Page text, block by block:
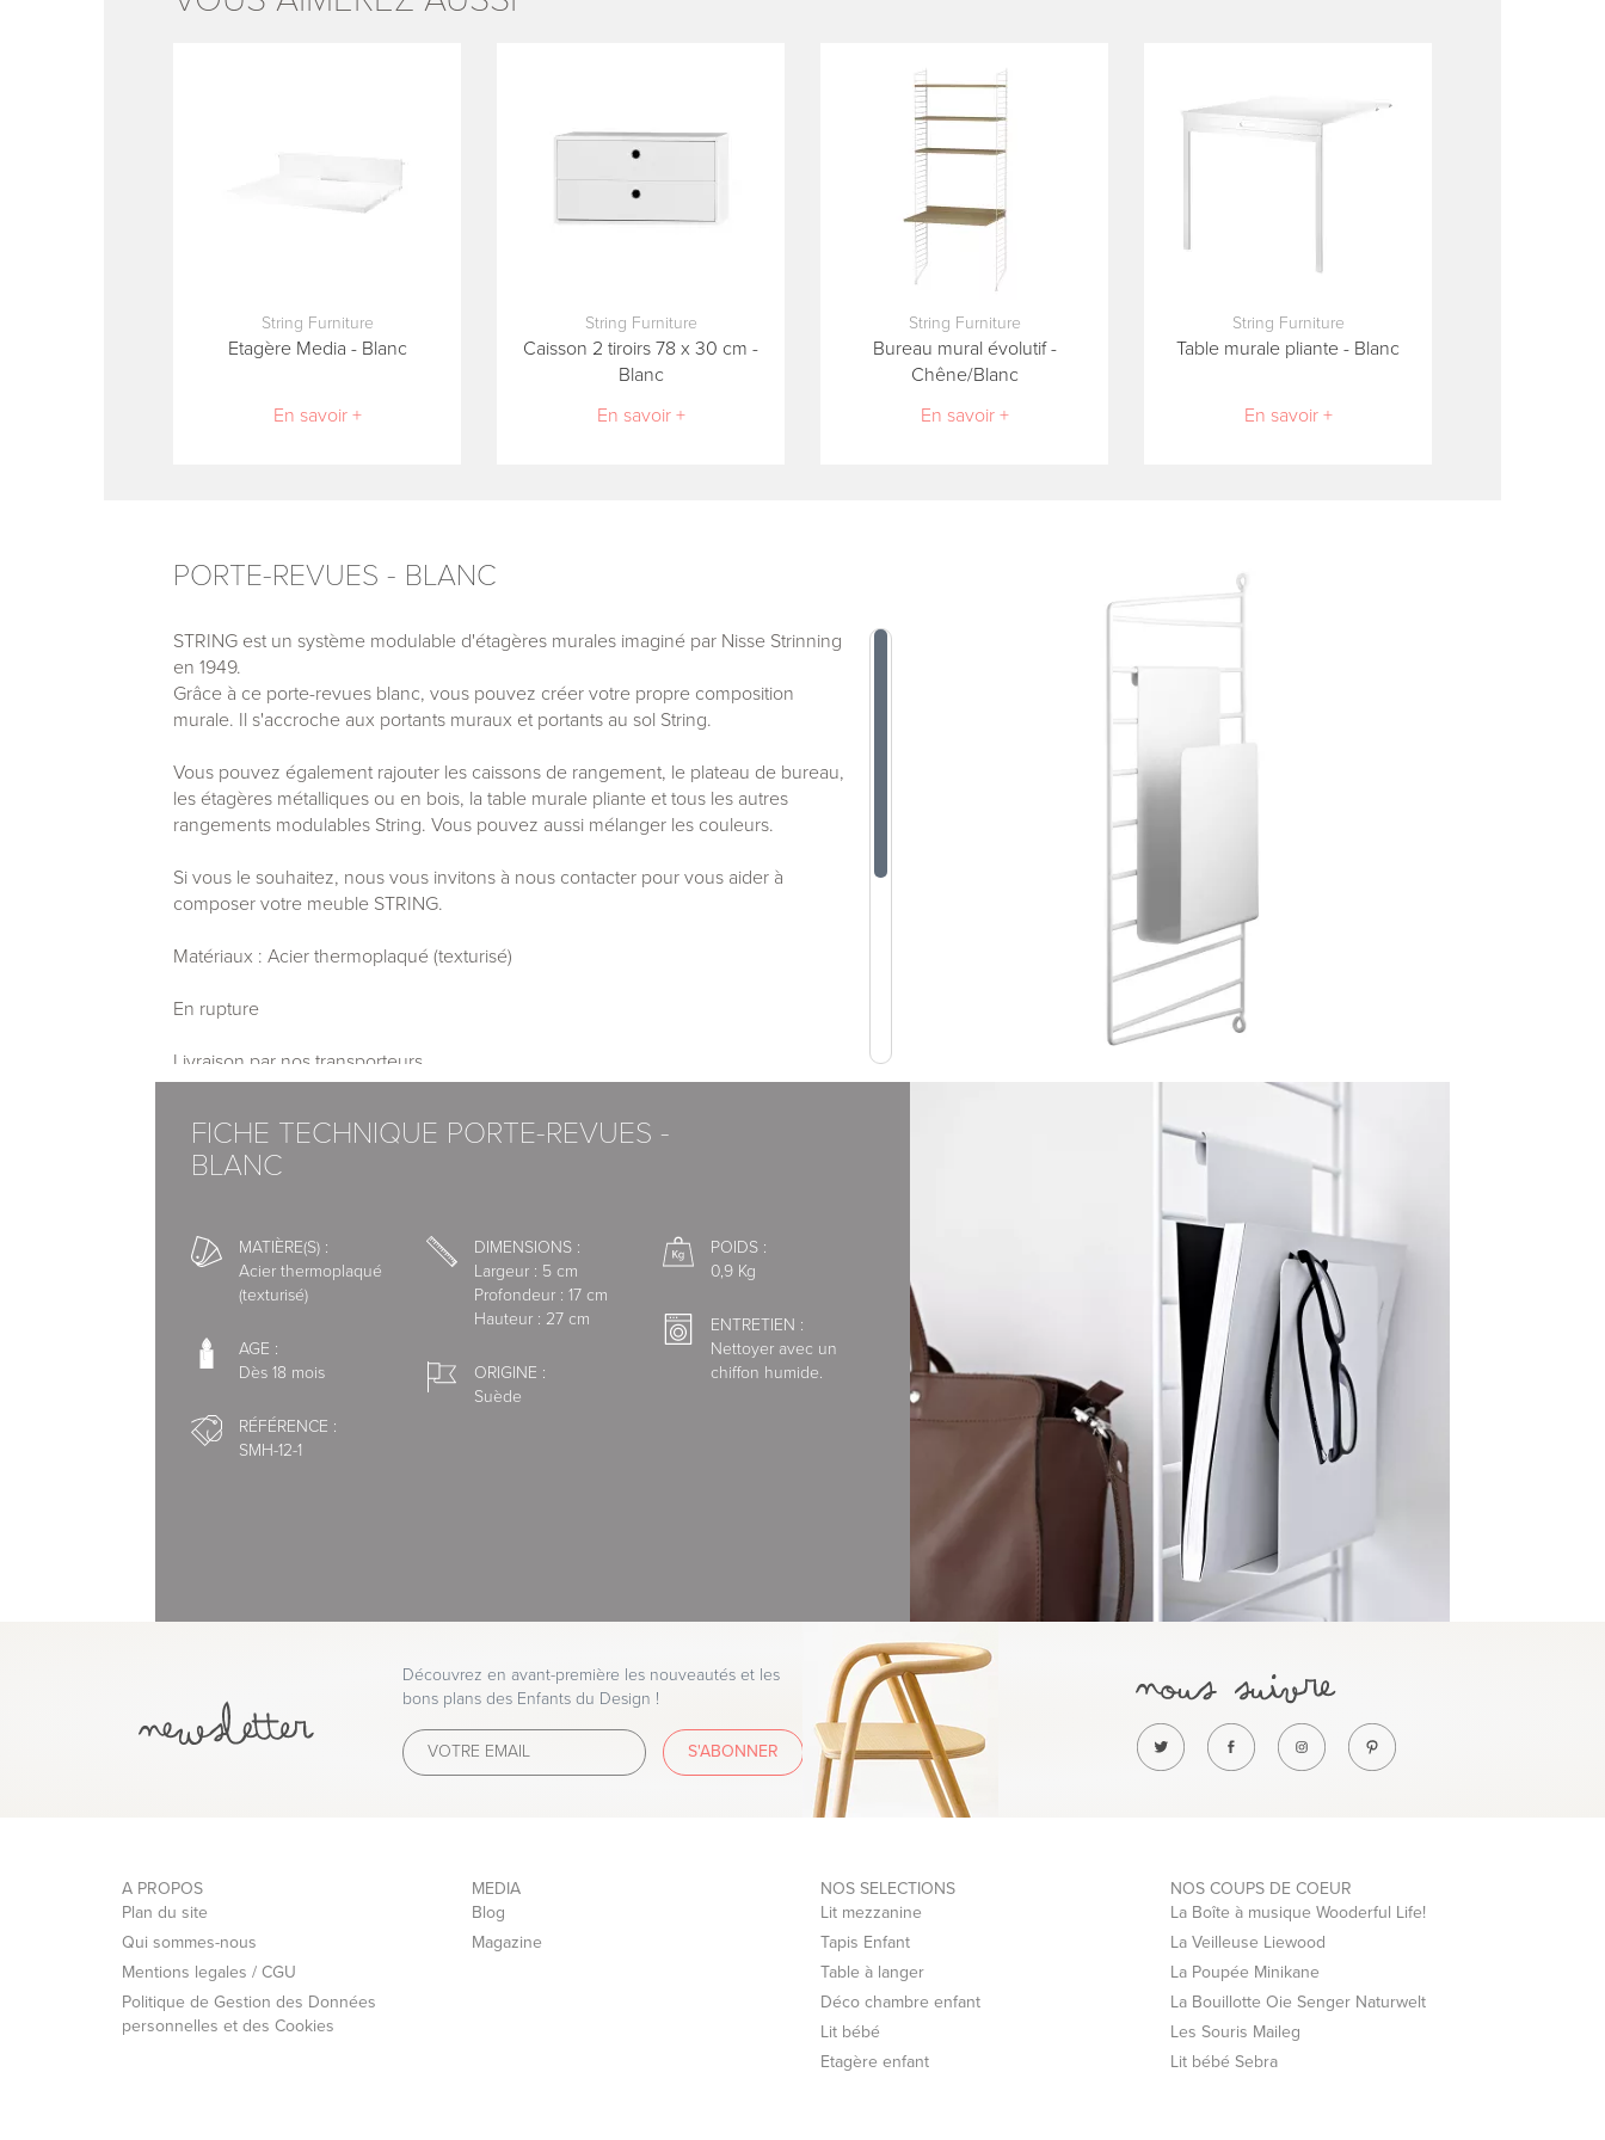
String Furniture
Etagère Media - Blanc
En savoir +
String Furniture
Caisson 2 tiroirs 78 x 30 cm -
Blanc
En savoir +
String Furniture
Bureau mural évolutif -
Chêne/Blanc
En savoir +
String Furniture
Table murale pliante - Blanc
En savoir +
PORTE-REVUES - BLANC
STRING est un système modulable d'étagères murales imaginé par Nisse Strinning
en 1949.
Grâce à ce porte-revues blanc, vous pouvez créer votre propre composition
murale. Il s'accroche aux portants muraux et portants au sol String.
Vous pouvez également rajouter les caissons de rangement, le plateau de bureau,
les étagères métalliques ou en bois, la table murale pliante et tous les autres
rangements modulables String. Vous pouvez aussi mélanger les couleurs.
Si vous le souhaitez, nous vous invitons à nous contacter pour vous aider à
composer votre meuble STRING.
Matériaux : Acier thermoplaqué (texturisé)
En rupture
Livraison par nos transporteurs.
Pour vous offrir un service de qualité, nous faisons appel à des transporteurs
Vous pouvez régler votre commande par:
- Carte Bleue, Visa, Mastercard, American Express
- Virement bancaire
- Chèque
FICHE TECHNIQUE PORTE-REVUES -
BLANC
MATIÈRE(S) :
Acier thermoplaqué
(texturisé)
AGE :
Dès 18 mois
RÉFÉRENCE :
SMH-12-1
DIMENSIONS :
Largeur : 5 cm
Profondeur : 17 cm
Hauteur : 27 cm
ORIGINE :
Suède
POIDS :
0,9 Kg
ENTRETIEN :
Nettoyer avec un
chiffon humide.
Découvrez en avant-première les nouveautés et les
bons plans des Enfants du Design !
S'ABONNER
A PROPOS
Plan du site
Qui sommes-nous
Mentions legales / CGU
Politique de Gestion des Données
personnelles et des Cookies
MEDIA
Blog
Magazine
NOS SELECTIONS
Lit mezzanine
Tapis Enfant
Table à langer
Déco chambre enfant
Lit bébé
Etagère enfant
NOS COUPS DE COEUR
La Boîte à musique Wooderful Life!
La Veilleuse Liewood
La Poupée Minikane
La Bouillotte Oie Senger Naturwelt
Les Souris Maileg
Lit bébé Sebra